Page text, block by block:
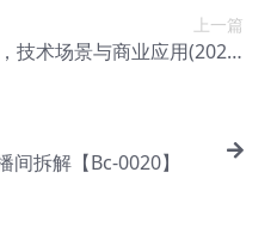
上一篇
技术场景与商业应用(2024)
间拆解【Bc-0020】